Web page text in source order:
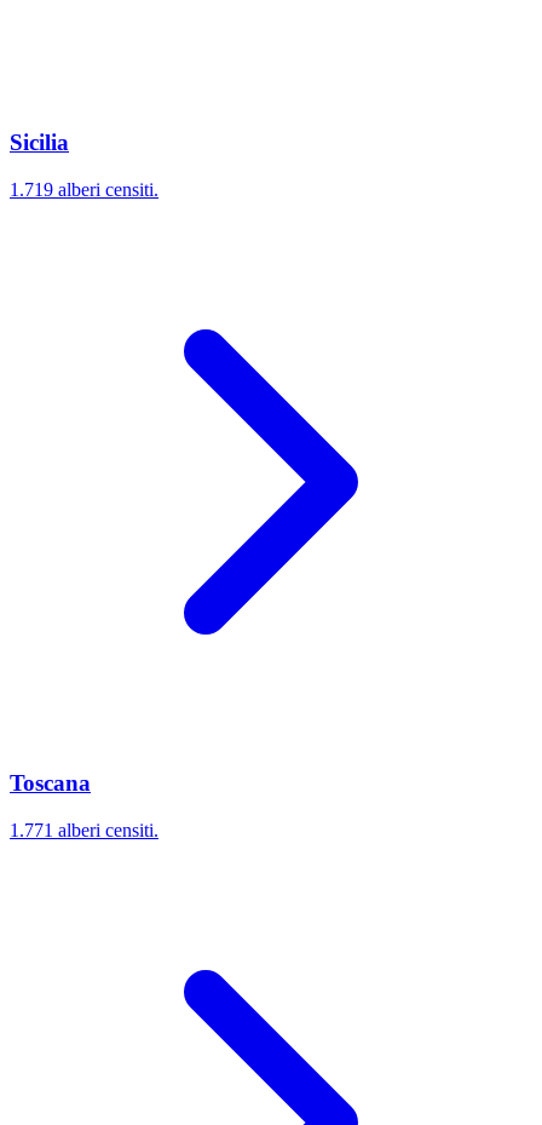
Sicilia
1.719 alberi censiti.
Toscana
1.771 alberi censiti.